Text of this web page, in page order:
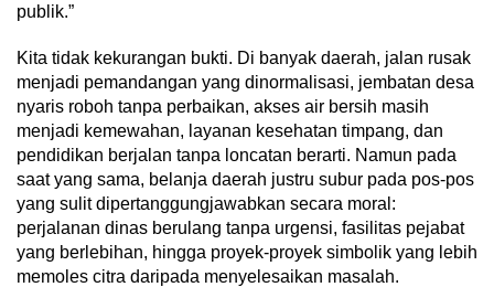
publik.”
Kita tidak kekurangan bukti. Di banyak daerah, jalan rusak
menjadi pemandangan yang dinormalisasi, jembatan desa
nyaris roboh tanpa perbaikan, akses air bersih masih
menjadi kemewahan, layanan kesehatan timpang, dan
pendidikan berjalan tanpa loncatan berarti. Namun pada
saat yang sama, belanja daerah justru subur pada pos-pos
yang sulit dipertanggungjawabkan secara moral:
perjalanan dinas berulang tanpa urgensi, fasilitas pejabat
yang berlebihan, hingga proyek-proyek simbolik yang lebih
memoles citra daripada menyelesaikan masalah.